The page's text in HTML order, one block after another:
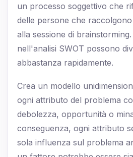
un processo soggettivo che
delle persone che
alla sessione di
nell'analisi SWOT possono
abbastanza rapidamente.
Crea un modello
ogni attributo del problema
debolezza, opportunità o
conseguenza, ogni attributo
sola influenza sul problema